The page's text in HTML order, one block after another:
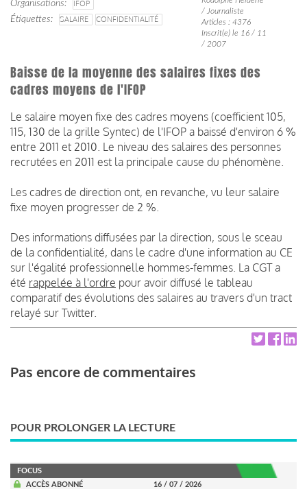
Organisations
IFOP
Étiquettes
SALAIRE CONFIDENTIALITÉ
/ Journaliste
Articles : 4376
Inscrit(e) le 16 / 11
/ 2007
Baisse de la moyenne des salaires fixes des
cadres moyens de l'IFOP
Le salaire moyen fixe des cadres moyens (coefficient 105,
115, 130 de la grille Syntec) de l'IFOP a baissé d'environ 6 %
entre 2011 et 2010. Le niveau des salaires des personnes
recrutées en 2011 est la principale cause du phénomène.
Les cadres de direction ont, en revanche, vu leur salaire
fixe moyen progresser de 2 %.
Des informations diffusées par la direction, sous le sceau
de la confidentialité, dans le cadre d'une information au CE
sur l'égalité professionnelle hommes-femmes. La CGT a
été rappelée à l'ordre pour avoir diffusé le tableau
comparatif des évolutions des salaires au travers d'un tract
relayé sur Twitter.
Pas encore de commentaires
POUR PROLONGER LA LECTURE
FOCUS
ACCÈS ABONNÉ
16 / 07 / 2026